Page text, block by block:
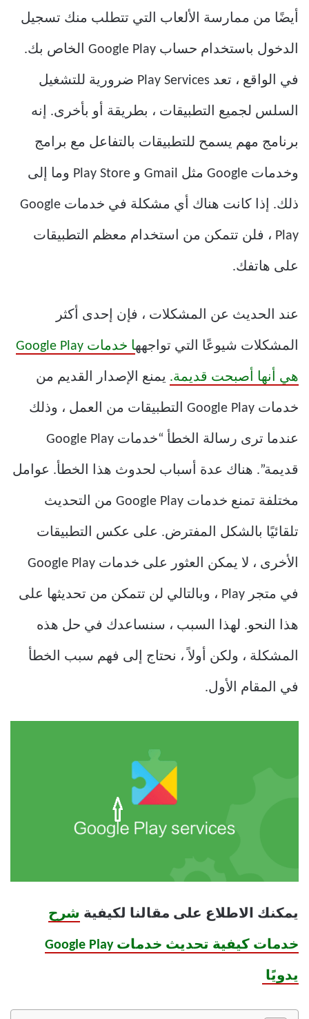
أيضًا من ممارسة الألعاب التي تتطلب منك تسجيل
الدخول باستخدام حساب Google Play الخاص بك.
في الواقع ، تعد Play Services ضرورية للتشغيل
السلس لجميع التطبيقات ، بطريقة أو بأخرى. إنه
برنامج مهم يسمح للتطبيقات بالتفاعل مع برامج
وخدمات Google مثل Gmail و Play Store وما إلى
ذلك. إذا كانت هناك أي مشكلة في خدمات Google
Play ، فلن تتمكن من استخدام معظم التطبيقات
على هاتفك.
عند الحديث عن المشكلات ، فإن إحدى أكثر
المشكلات شيوعًا التي تواجهه ا خدمات Google Play
هي أنها أصبحت قديمة. يمنع الإصدار القديم من
خدمات Google Play التطبيقات من العمل ، وذلك
عندما ترى رسالة الخطأ “خدمات Google Play
قديمة”. هناك عدة أسباب لحدوث هذا الخطأ. عوامل
مختلفة تمنع خدمات Google Play من التحديث
تلقائيًا بالشكل المفترض. على عكس التطبيقات
الأخرى ، لا يمكن العثور على خدمات Google Play
في متجر Play ، وبالتالي لن تتمكن من تحديثها على
هذا النحو. لهذا السبب ، سنساعدك في حل هذه
المشكلة ، ولكن أولاً ، نحتاج إلى فهم سبب الخطأ
في المقام الأول.
يمكنك الاطلاع على مقالنا لكيفية شرح
خدمات كيفية تحديث خدمات Google Play
يدويًا